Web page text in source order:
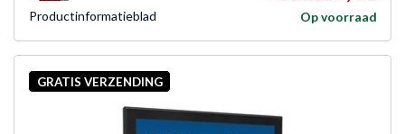
Op voorraad
Product­informatieblad
GRATIS VERZENDING